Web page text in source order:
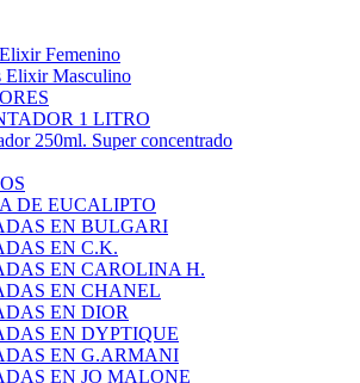
Femenino
Elixir Masculino
1 LITRO
250ml. Super concentrado
DE EUCALIPTO
EN BULGARI
EN C.K.
EN CAROLINA H.
EN CHANEL
EN DIOR
EN DYPTIQUE
EN G.ARMANI
EN JO MALONE